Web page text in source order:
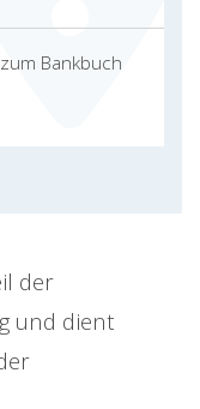
Bankbuch
der
und dient